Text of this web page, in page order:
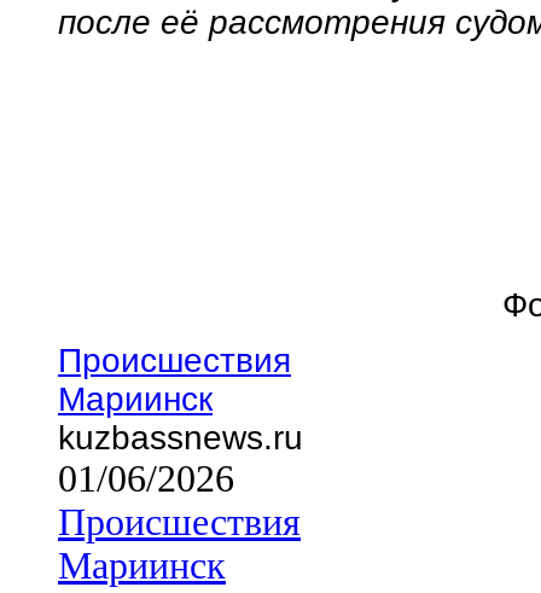
после её рассмотрения
Происшествия
Мариинск
kuzbassnews.ru
01/06/2026
Происшествия
Мариинск